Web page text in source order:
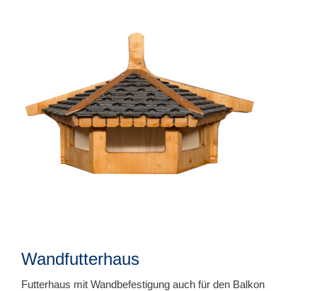
Wandfutterhaus
Futterhaus mit Wandbefestigung auch für den Balkon